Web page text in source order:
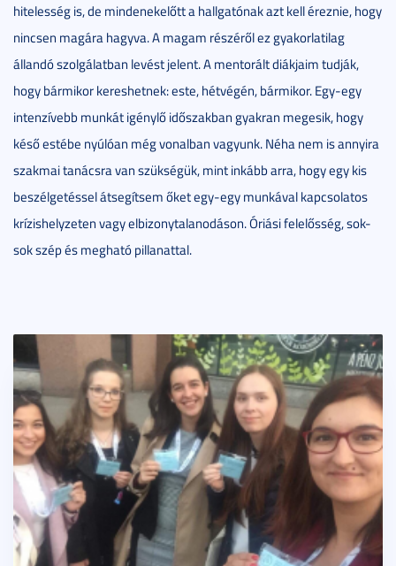
hitelesség is, de mindenekelőtt a hallgatónak azt kell éreznie, hogy
nincsen magára hagyva. A magam részéről ez gyakorlatilag
állandó szolgálatban levést jelent. A mentorált diákjaim tudják,
hogy bármikor kereshetnek: este, hétvégén, bármikor. Egy-egy
intenzívebb munkát igénylő időszakban gyakran megesik, hogy
késő estébe nyúlóan még vonalban vagyunk. Néha nem is annyira
szakmai tanácsra van szükségük, mint inkább arra, hogy egy kis
beszélgetéssel átsegítsem őket egy-egy munkával kapcsolatos
krízishelyzeten vagy elbizonytalanodáson. Óriási felelősség, sok-
sok szép és megható pillanattal.